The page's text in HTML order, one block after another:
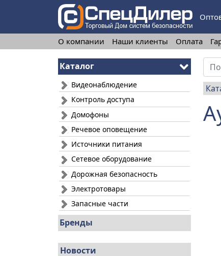
О компании Наши клиенты Оплата
Каталог
Видеонаблюдение
Контроль доступа
Домофоны
Речевое оповещение
Источники питания
Сетевое оборудование
Дорожная безопасность
Электротовары
Запасные части
Бренды
Новости